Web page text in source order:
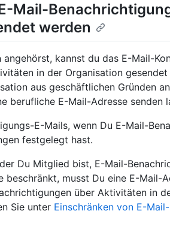
Mail-
werden
angehörst, kannst du das E-Mail-
in der Organisation gesendet
aus geschäftlichen Gründen
berufliche E-Mail-Adresse senden
E-Mails, wenn Du E-Mail-
festgelegt hast.
Du Mitglied bist, E-Mail-
beschränkt, musst Du eine E-Mail-
über Aktivitäten in
Sie unter Einschränken von E-